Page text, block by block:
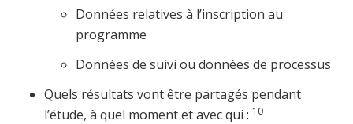
Données relatives à l’inscription au
programme
Données de suivi ou données de processus
Quels résultats vont être partagés pendant
l’étude, à quel moment et avec qui : 10